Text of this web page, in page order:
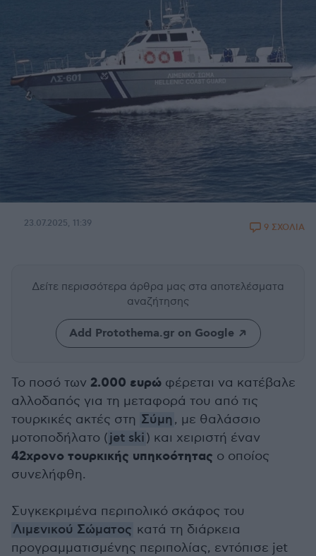
23.07.2025, 11:39 9 ΣΧΟΛΙΑ
Δείτε περισσότερα άρθρα μας στα αποτελέσματα
αναζήτησης
Add Protothema.gr on Google
Το ποσό των 2.000 ευρώ φέρεται να κατέβαλε
αλλοδαπός για τη μεταφορά του από τις
τουρκικές ακτές στη Σύμη, με θαλάσσιο
μοτοποδήλατο (jet ski) και χειριστή έναν
42χρονο τουρκικής υπηκοότητας ο οποίος
συνελήφθη.
Συγκεκριμένα περιπολικό σκάφος του
Λιμενικού Σώματος κατά τη διάρκεια
προγραμματισμένης περιπολίας, εντόπισε jet